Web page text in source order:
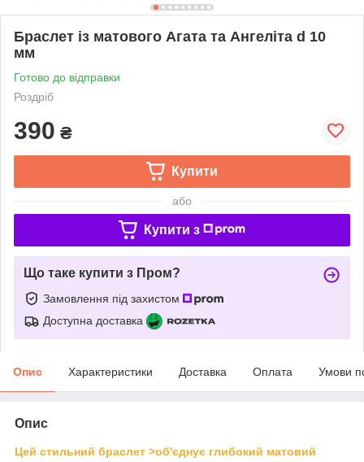
Браслет із матового Агата та Ангеліта d 10
мм
Готово до відправки
Роздріб
390 ₴
Купити
або
Купити з
Що таке купити з Пром?
Замовлення під захистом
Доступна доставка
Опис Характеристики Доставка Оплата Умови
Опис
Цей стильний браслет >об'єднує глибокий матовий